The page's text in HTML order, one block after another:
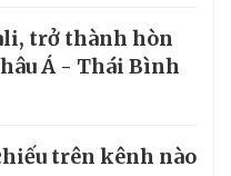
trở thành hòn
Á - Thái Bình
trên kênh nào